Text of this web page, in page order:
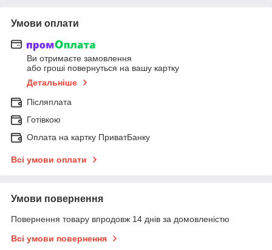
Умови оплати
Ви отримаєте замовлення
або гроші повернуться на вашу картку
Детальніше
Післяплата
Готівкою
Оплата на картку ПриватБанку
Всі умови оплати
Умови повернення
Повернення товару впродовж 14 днів за домовленістю
Всі умови повернення